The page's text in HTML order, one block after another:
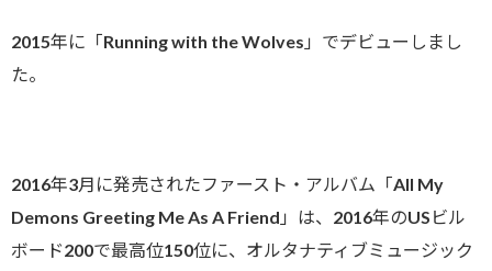
2015年に「Running with the Wolves」でデビューしまし
た。
2016年3月に発売されたファースト・アルバム「All My
Demons Greeting Me As A Friend」は、2016年のUSビル
ボード200で最高位150位に、オルタナティブミュージック